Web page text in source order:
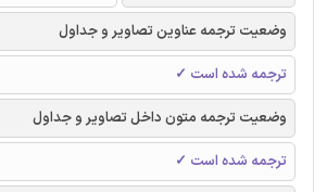
وضعیت ترجمه عناوین تصاویر و جداول
ترجمه شده است ✓
وضعیت ترجمه متون داخل تصاویر و جداول
ترجمه شده است ✓